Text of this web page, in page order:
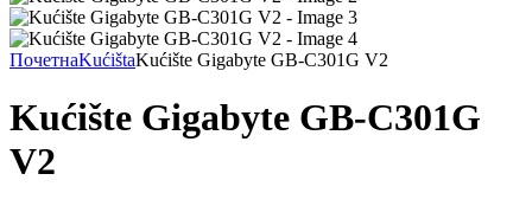
ПочетнаKućištaKućište Gigabyte GB-C301G V2
Kućište Gigabyte GB-C301G
V2